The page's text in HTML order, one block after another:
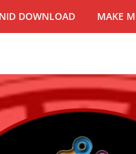
NID DOWNLOAD MAKE